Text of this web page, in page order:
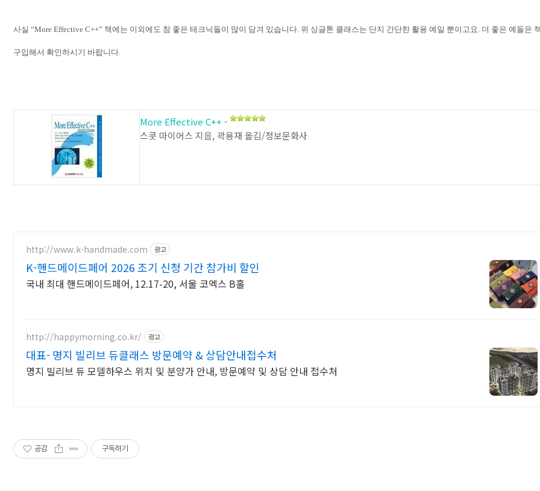
사실 “More Effective C++” 책에는 이외에도 참 좋은 테크닉들이 많이 담겨 있습니다. 위 싱글톤 클래스는 단지 간단한 활용 예일 뿐이고요. 더 좋은 예들은
구입해서 확인하시기 바랍니다.
More Effective C++-
스콧 마이어스 지음, 곽용재 옮김/정보문화사
http://www.k-handmade.com 광고
K-핸드메이드페어 2026 조기 신청 기간 참가비 할인
국내 최대 핸드메이드페어, 12.17-20, 서울 코엑스 B홀
http://happymorning.co.kr/ 광고
대표- 명지 빌리브 듀클래스 방문예약 & 상담안내접수처
명지 빌리브 듀 모델하우스 위치 및 분양가 안내, 방문예약 및 상담 안내 접수처
공감 구독하기